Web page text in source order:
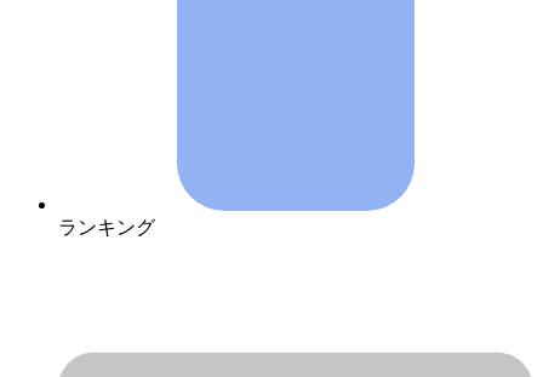
ランキング